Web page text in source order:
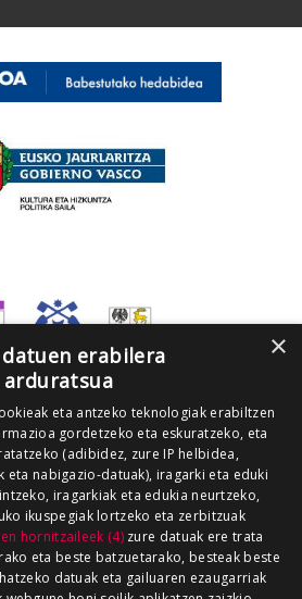
×
erabilera
arduratsua
eta antzeko teknologiak erabiltzen
gordetzeko eta eskuratzeko, eta
(adibidez, zure IP helbidea,
eta nabigazio-datuak), iragarki eta eduki
iragarkiak eta edukia neurtzeko,
ikuspegiak lortzeko eta zerbitzuak
hornitzaileek (4)zure datuak ere trata
eta beste batzuetarako, besteak beste
datuak eta gailuaren ezaugarriak